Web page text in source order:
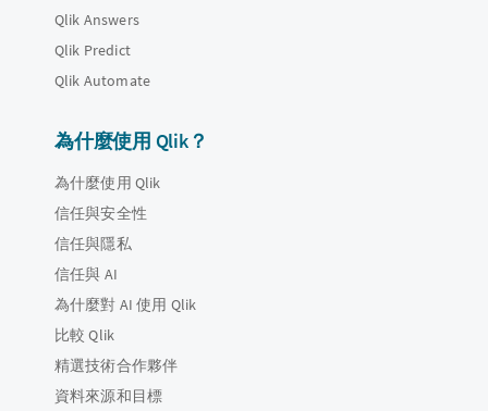
Qlik Answers
Qlik Predict
Qlik Automate
為什麼使用 Qlik？
為什麼使用 Qlik
信任與安全性
信任與隱私
信任與 AI
為什麼對 AI 使用 Qlik
比較 Qlik
精選技術合作夥伴
資料來源和目標